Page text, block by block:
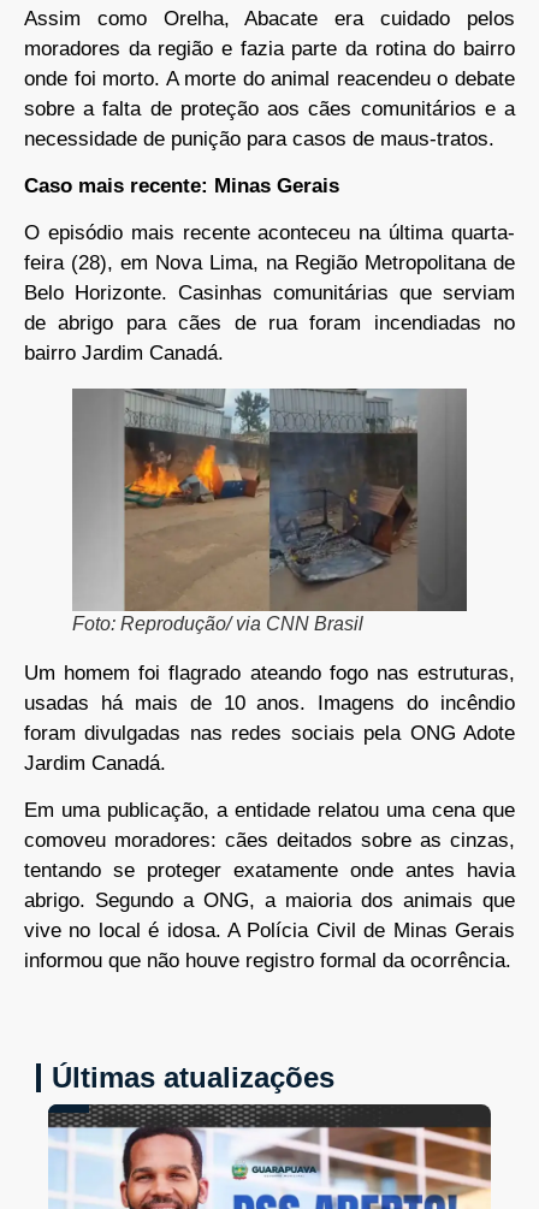
Assim como Orelha, Abacate era cuidado pelos
moradores da região e fazia parte da rotina do bairro
onde foi morto. A morte do animal reacendeu o debate
sobre a falta de proteção aos cães comunitários e a
necessidade de punição para casos de maus-tratos.
Caso mais recente: Minas Gerais
O episódio mais recente aconteceu na última quarta-
feira (28), em Nova Lima, na Região Metropolitana de
Belo Horizonte. Casinhas comunitárias que serviam
de abrigo para cães de rua foram incendiadas no
bairro Jardim Canadá.
Foto: Reprodução/ via CNN Brasil
Um homem foi flagrado ateando fogo nas estruturas,
usadas há mais de 10 anos. Imagens do incêndio
foram divulgadas nas redes sociais pela ONG Adote
Jardim Canadá.
Em uma publicação, a entidade relatou uma cena que
comoveu moradores: cães deitados sobre as cinzas,
tentando se proteger exatamente onde antes havia
abrigo. Segundo a ONG, a maioria dos animais que
vive no local é idosa. A Polícia Civil de Minas Gerais
informou que não houve registro formal da ocorrência.
Últimas atualizações